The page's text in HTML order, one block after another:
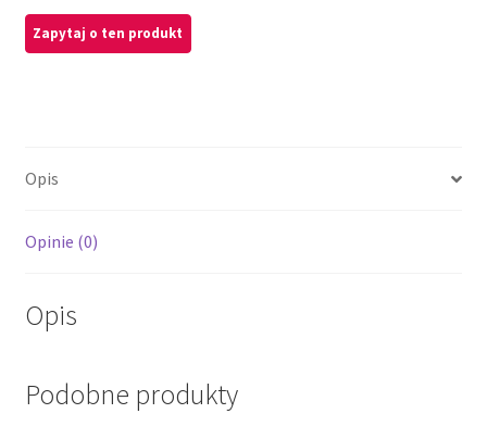
Opis
Opinie (0)
Opis
Podobne produkty